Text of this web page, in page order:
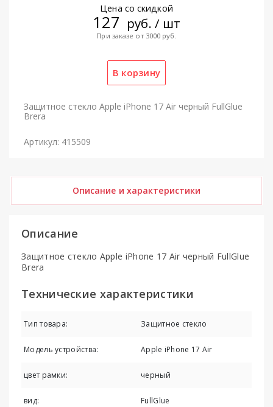
Цена со скидкой
127 руб. / шт
При заказе от 3000 руб.
Защитное стекло Apple iPhone 17 Air черный FullGlue
Brera
Артикул: 415509
Описание и характеристики
Описание
Защитное стекло Apple iPhone 17 Air черный FullGlue
Brera
Технические характеристики
Тип товара: Защитное стекло
Модель устройства: Apple iPhone 17 Air
цвет рамки: черный
вид: FullGlue